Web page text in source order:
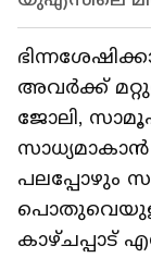
അവര്‍ക്ക്
ജോലി,
പലപ്പോഴും
കാഴ്ചപ്പാട്